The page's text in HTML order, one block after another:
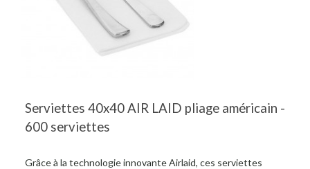
Serviettes 40x40 AIR LAID pliage américain -
600 serviettes
Grâce à la technologie innovante Airlaid, ces serviettes